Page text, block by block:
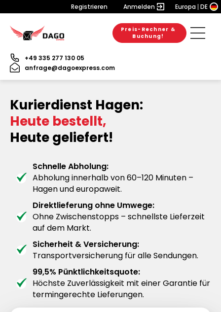
Registrieren Anmelden Europa DE
Preis-Rechner &
Buchung!
+49 335 277 130 05
anfrage@dagoexpress.com
Kurierdienst Hagen:
Heute bestellt,
Heute geliefert!
Schnelle Abholung:
Abholung innerhalb von 60–120 Minuten –
Hagen und europaweit.
Direktlieferung ohne Umwege:
Ohne Zwischenstopps – schnellste Lieferzeit
auf dem Markt.
Sicherheit & Versicherung:
Transportversicherung für alle Sendungen.
99,5% Pünktlichkeitsquote:
Höchste Zuverlässigkeit mit einer Garantie für
termingerechte Lieferungen.